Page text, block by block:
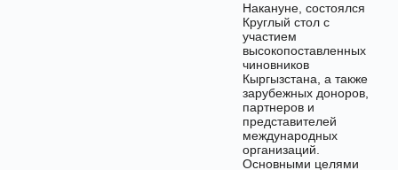
Накануне, состоялся
Круглый стол с
участием
высокопоставленных
чиновников
Кыргызстана, а также
зарубежных доноров,
партнеров и
представителей
международных
организаций.
Основными целями